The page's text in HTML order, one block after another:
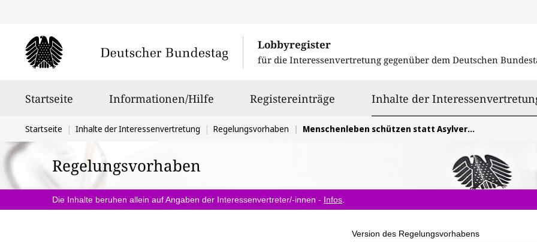
Lobbyregister
für die Interessenvertretung gegenüber dem Deutschen
Startseite Informationen/Hilfe Registereinträge Inhalte der
Sie
befinden
sich
hier:
Startseite Inhalte der Interessenvertretung Regelungsvorhaben Menschenleben schützen statt Asylverfahren auslagern
Regelungsvorhaben
Die Inhalte beruhen allein auf Angaben der Interessenvertreter/-innen - Infos
Version des Regelungsvorhabens